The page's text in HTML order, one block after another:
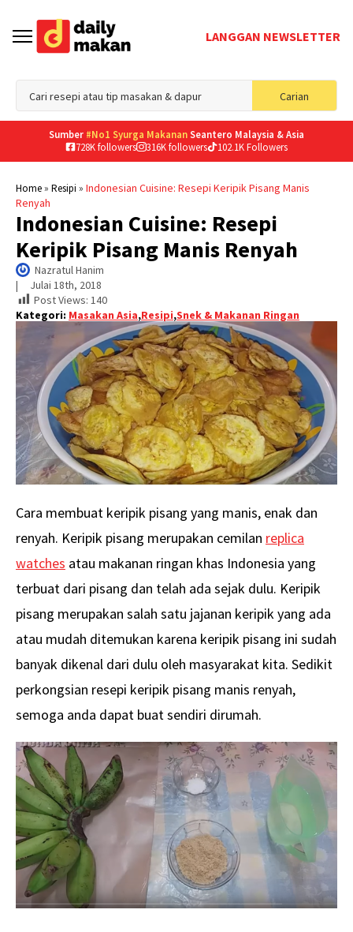
LANGGAN NEWSLETTER
Carian
for:
Sumber #No1 Syurga MakananSeantero Malaysia & Asia
728K followers
316K followers 102.1K Followers
Home» Resipi » Indonesian Cuisine: Resepi Keripik Pisang Manis
Renyah
Indonesian Cuisine: Resepi
Keripik Pisang Manis Renyah
Nazratul Hanim
| Julai 18th, 2018
Post Views: 140
Kategori: Masakan Asia,Resipi,Snek & Makanan Ringan
Cara membuat keripik pisang yang manis, enak dan
renyah. Keripik pisang merupakan cemilan replica
watches atau makanan ringan khas Indonesia yang
terbuat dari pisang dan telah ada sejak dulu. Keripik
pisang merupakan salah satu jajanan keripik yang ada
atau mudah ditemukan karena keripik pisang ini sudah
banyak dikenal dari dulu oleh masyarakat kita. Sedikit
perkongsian resepi keripik pisang manis renyah,
semoga anda dapat buat sendiri dirumah.